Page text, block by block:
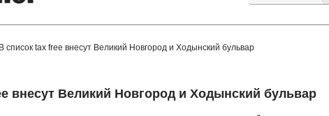
В список tax free внесут Великий Новгород и Ходынский бульвар
внесут Великий Новгород и Ходынский бульвар